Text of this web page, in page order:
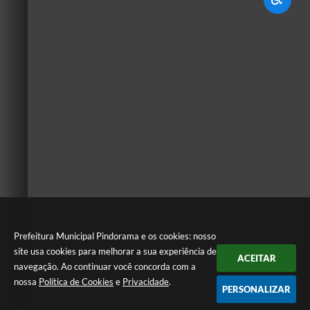
Prefeitura Municipal Pindorama e os cookies: nosso
site usa cookies para melhorar a sua experiência de
navegação. Ao continuar você concorda com a
nossa Política de Cookies e Privacidade.
ACEITAR
PERSONALIZAR